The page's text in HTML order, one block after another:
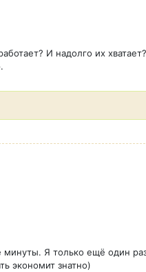
И надолго их
Я только ещё один
экономит знатно)